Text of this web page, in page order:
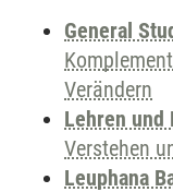
General
Verändern
Lehren und
Verstehen
Leuphana